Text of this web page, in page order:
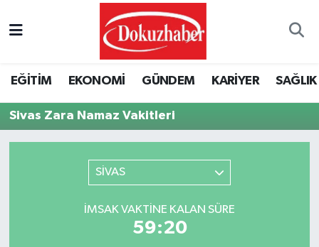
EĞİTİM EKONOMİ GÜNDEM KARİYER SAĞLIK
Sivas Zara Namaz Vakitleri
SİVAS
İMSAK VAKTINE KALAN SÜRE
59:20
Tüm Manşetler